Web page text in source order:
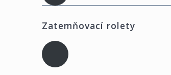
Zatemňovací rolety